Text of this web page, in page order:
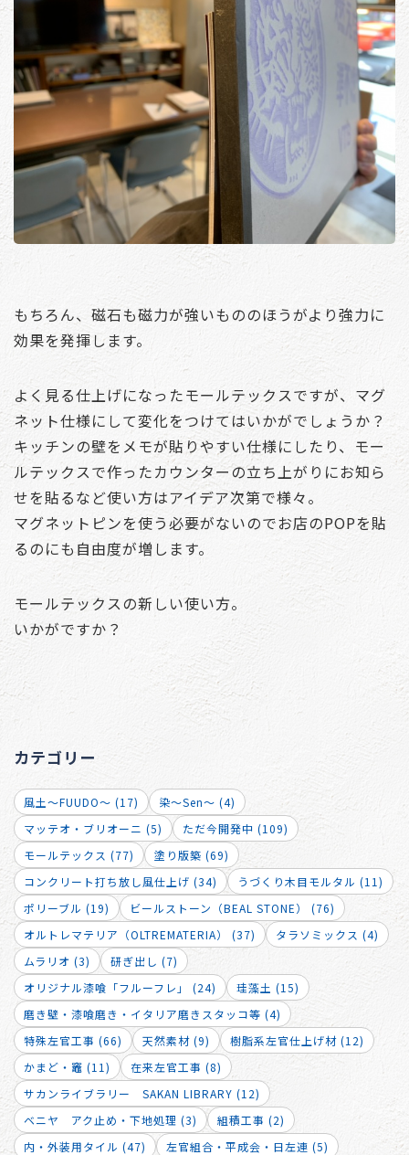
もちろん、磁石も磁力が強いもののほうがより強力に
効果を発揮します。
よく見る仕上げになったモールテックスですが、マグ
ネット仕様にして変化をつけてはいかがでしょうか？
キッチンの壁をメモが貼りやすい仕様にしたり、モー
ルテックスで作ったカウンターの立ち上がりにお知ら
せを貼るなど使い方はアイデア次第で様々。
マグネットピンを使う必要がないのでお店のPOPを貼
るのにも自由度が増します。
モールテックスの新しい使い方。
いかがですか？
カテゴリー
風土～FUUDO～ (17)
染～Sen～ (4)
マッテオ・ブリオーニ (5)
ただ今開発中 (109)
モールテックス (77)
塗り版築 (69)
コンクリート打ち放し風仕上げ (34)
うづくり木目モルタル (11)
ポリーブル (19)
ビールストーン（BEAL STONE） (76)
オルトレマテリア（OLTREMATERIA） (37)
タラソミックス (4)
ムラリオ (3)
研ぎ出し (7)
オリジナル漆喰「フルーフレ」 (24)
珪藻土 (15)
磨き壁・漆喰磨き・イタリア磨きスタッコ等 (4)
特殊左官工事 (66)
天然素材 (9)
樹脂系左官仕上げ材 (12)
かまど・竈 (11)
在来左官工事 (8)
サカンライブラリー SAKAN LIBRARY (12)
ベニヤ アク止め・下地処理 (3)
組積工事 (2)
内・外装用タイル (47)
左官組合・平成会・日左連 (5)